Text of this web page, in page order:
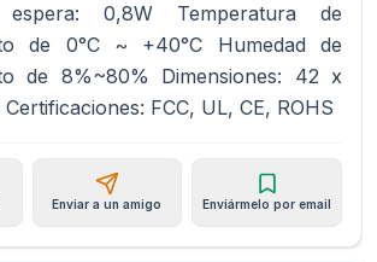
0,8W Temperatura de
de 0°C ~ +40°C Humedad de
de 8%~80% Dimensiones: 42 x
FCC, UL, CE, ROHS
Enviar a un amigo Enviármelo por email